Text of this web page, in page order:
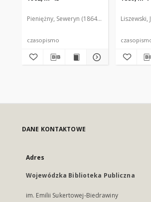
Pieniężny, Seweryn (1864-1905). Red.
czasopismo
Liszewski,
DANE KONTAKTOWE
Adres
Wojewódzka Biblioteka Publiczna
im. Emilii Sukertowej-Biedrawiny